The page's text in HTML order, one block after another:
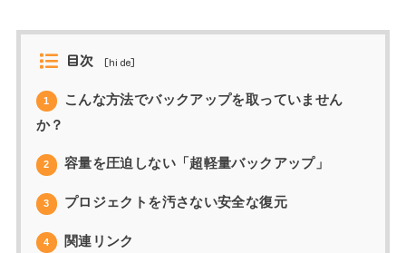
目次 [hide]
1
こんな方法でバックアップを取っていません
か？
2 容量を圧迫しない「超軽量バックアップ」
3 プロジェクトを汚さない安全な復元
4 関連リンク